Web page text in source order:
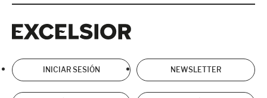
INICIAR SESIÓN NEWSLETTER